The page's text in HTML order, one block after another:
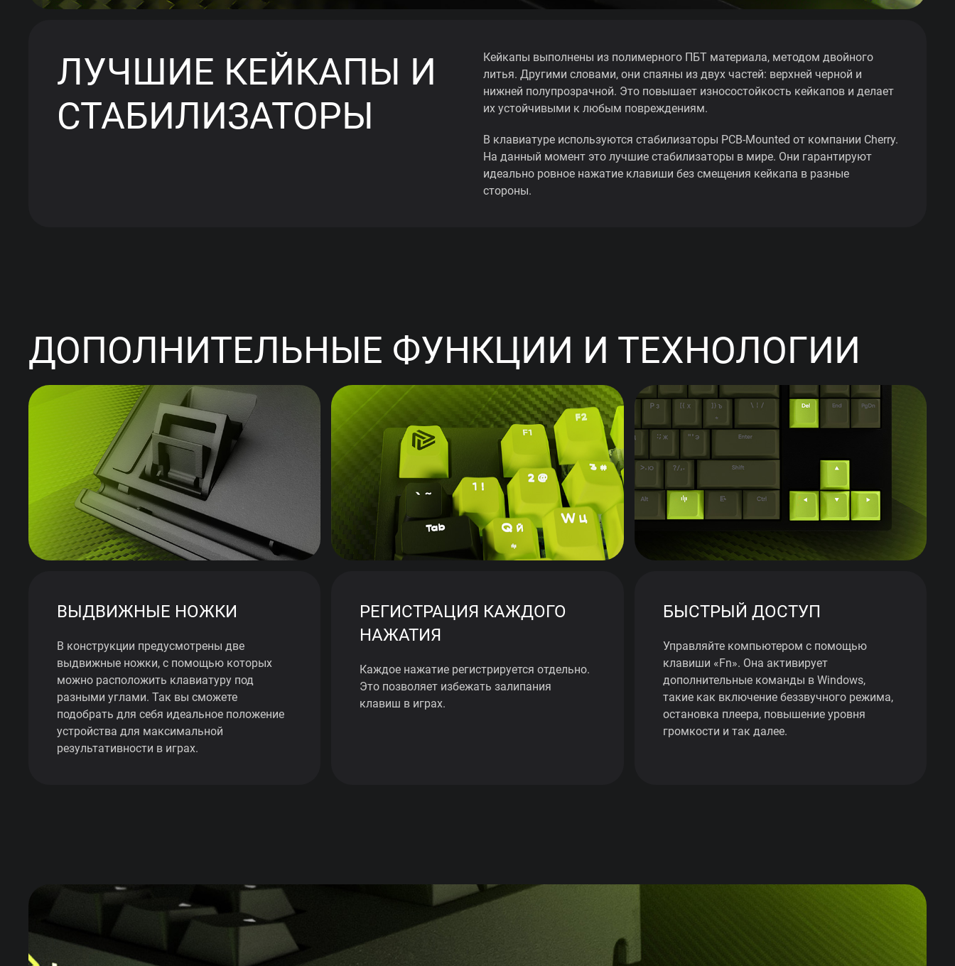
ЛУЧШИЕ КЕЙКАПЫ И
СТАБИЛИЗАТОРЫ
Кейкапы выполнены из полимерного ПБТ материала, методом двойного
литья. Другими словами, они спаяны из двух частей: верхней черной и
нижней полупрозрачной. Это повышает износостойкость кейкапов и делает
их устойчивыми к любым повреждениям.
В клавиатуре используются стабилизаторы PCB-Mounted от компании Cherry.
На данный момент это лучшие стабилизаторы в мире. Они гарантируют
идеально ровное нажатие клавиши без смещения кейкапа в разные
стороны.
ДОПОЛНИТЕЛЬНЫЕ ФУНКЦИИ И ТЕХНОЛОГИИ
ВЫДВИЖНЫЕ НОЖКИ
В конструкции предусмотрены две
выдвижные ножки, с помощью которых
можно расположить клавиатуру под
разными углами. Так вы сможете
подобрать для себя идеальное положение
устройства для максимальной
результативности в играх.
РЕГИСТРАЦИЯ КАЖДОГО
НАЖАТИЯ
Каждое нажатие регистрируется отдельно.
Это позволяет избежать залипания
клавиш в играх.
БЫСТРЫЙ ДОСТУП
Управляйте компьютером с помощью
клавиши «Fn». Она активирует
дополнительные команды в Windows,
такие как включение беззвучного режима,
остановка плеера, повышение уровня
громкости и так далее.